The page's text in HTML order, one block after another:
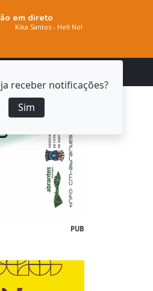
receber notificações?
Sim
em direto
PUB